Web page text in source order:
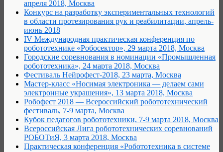
апреля 2018, Москва
Конкурс на разработку экспериментальных технологий
в области протезирования рук и реабилитации, апрель-
июнь 2018
IV Международная практическая конференция по
робототехнике «Робосектор», 29 марта 2018, Москва
Городские соревнования в номинации «Промышленная
робототехника», 24 марта 2018, Москва
Фестиваль Нейрофест-2018, 23 марта, Москва
Мастер-класс «Носимая электроника — делаем сами
электронные украшения», 13 марта 2018, Москва
Робофест 2018 — Всероссийский робототехнический
фестиваль, 7-9 марта, Москва
Кубок педагогов робототехники, 7-9 марта 2018, Москва
Всероссийская Лига робототехнических соревнований
РОБОТиЯ, 3 марта 2018, Москва
Практическая конференция «Робототехника в системе